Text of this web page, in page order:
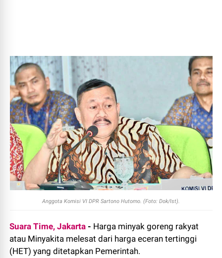
Anggota Komisi VI DPR Sartono Hutomo. (Foto: Dok/Ist).
Suara Time, Jakarta- Harga minyak goreng rakyat
atau Minyakita melesat dari harga eceran tertinggi
(HET) yang ditetapkan Pemerintah.